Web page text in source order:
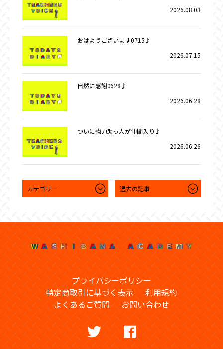
2026.08.03
おはようございます0715♪
2026.07.15
自然に感謝0628♪
2026.06.28
ついに強力助っ人が仲間入り♪
2026.06.26
プライバシーポリシー
特定商取引に基づく表示
利用規約
よくあるご質問
お問い合わせ